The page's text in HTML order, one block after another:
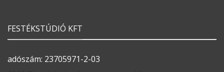
FESTÉKSTÚDIÓ KFT
adószám: 23705971-2-03